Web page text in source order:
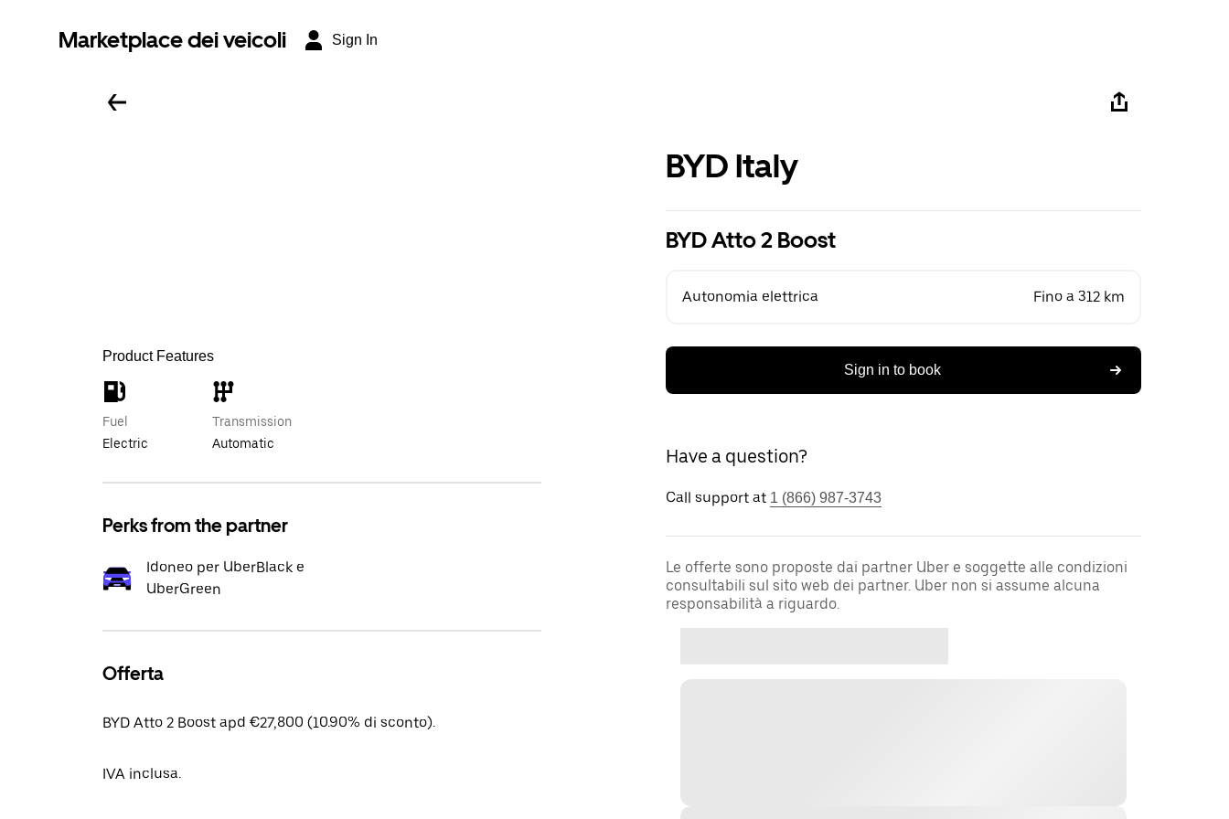
Marketplace dei veicoli Sign In
Product Features
Fuel
Electric
Transmission
Automatic
Perks from the partner
Idoneo per UberBlack e
UberGreen
Offerta
BYD Atto 2 Boost apd €27,800 (10.90% di sconto).
IVA inclusa.
BYD Italy
BYD Atto 2 Boost
Autonomia elettrica Fino a 312 km
Sign in to book
Have a question?
Call support at 1 (866) 987-3743
Le offerte sono proposte dai partner Uber e soggette alle condizioni
consultabili sul sito web dei partner. Uber non si assume alcuna
responsabilità a riguardo.